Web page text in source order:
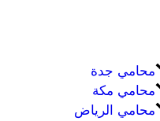
محامي جدة
محامي مكة
محامي الرياض